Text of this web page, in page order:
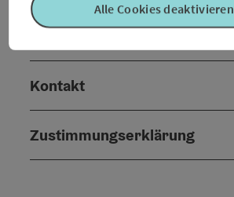
Kontakt
Zustimmungserklärung
Alle Cookies deaktivieren